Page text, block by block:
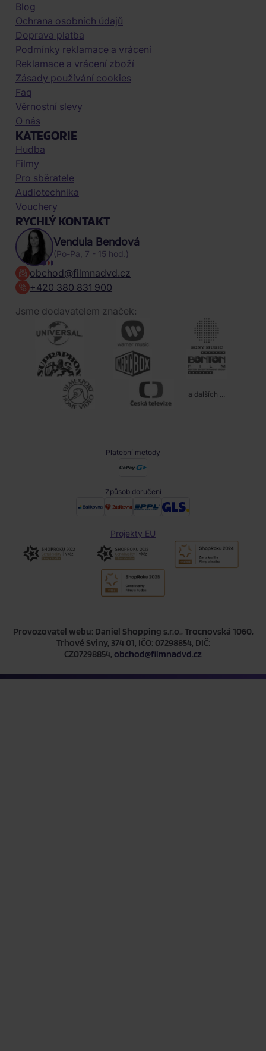
Blog
Ochrana osobních údajů
Doprava platba
Podmínky reklamace a vrácení
Reklamace a vrácení zboží
Zásady používání cookies
Faq
Věrnostní slevy
O nás
KATEGORIE
Hudba
Filmy
Pro sběratele
Audiotechnika
Vouchery
RYCHLÝ KONTAKT
Vendula Bendová
(Po-Pa, 7 - 15 hod.)
obchod@filmnadvd.cz
+420 380 831 900
Jsme dodavatelem značek:
a dalších ...
Platební metody
Způsob doručení
Projekty EU
Provozovatel webu: Daniel Shopping s.r.o., Trocnovská 1060,
Trhové Sviny, 374 01, IČO: 07298854, DIČ:
CZ07298854, obchod@filmnadvd.cz